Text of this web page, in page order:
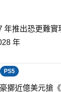
年推出恐更難
年
PS5
擲近億美元搶